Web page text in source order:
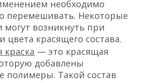
необходимо
перемешивать. Некоторые
могут возникнуть при
цвета красящего состава.
краска — это красящая
добавлены
полимеры. Такой состав